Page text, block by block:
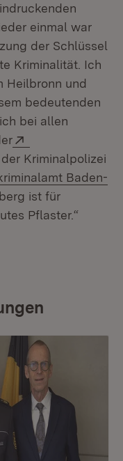
einmal war
der Schlüssel
Kriminalität. Ich
Heilbronn und
bedeutenden
bei allen
(Öffnet in neuem
, der Kriminalpolizei
Baden-
ist für
Pflaster.“